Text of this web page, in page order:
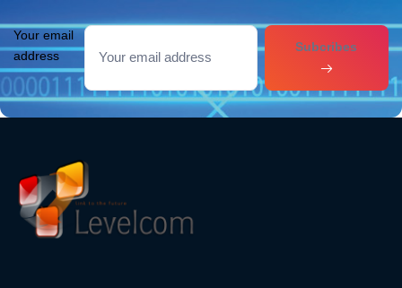
Your email
address
Subcribes